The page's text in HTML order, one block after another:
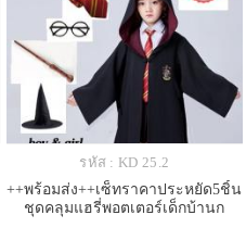
รหัส : KD 25.2
++พร้อมส่ง++เซ็ทราคาประหยัด5ชิ้น
ชุดคลุมแฮรี่พอตเตอร์เด็กบ้านก